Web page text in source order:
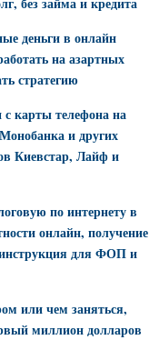
деньги в онлайн
на азартных
стратегию
с карты телефона на
и других
Киевстар, Лайф и
по интернету в
онлайн, получение
для ФОП и
или чем заняться,
миллион долларов